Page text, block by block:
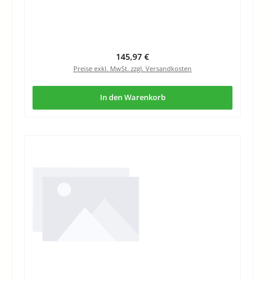
Regulärer Preis:
145,97 €
Preise exkl. MwSt. zzgl. Versandkosten
In den Warenkorb